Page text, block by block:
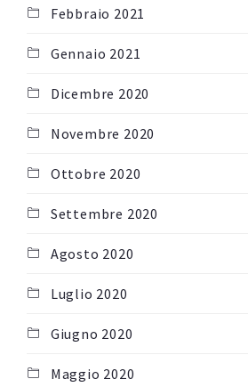
Febbraio 2021
Gennaio 2021
Dicembre 2020
Novembre 2020
Ottobre 2020
Settembre 2020
Agosto 2020
Luglio 2020
Giugno 2020
Maggio 2020